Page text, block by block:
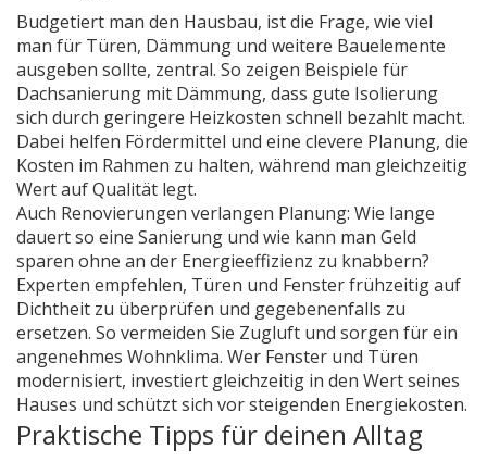
Budgetiert man den Hausbau, ist die Frage, wie viel
man für Türen, Dämmung und weitere Bauelemente
ausgeben sollte, zentral. So zeigen Beispiele für
Dachsanierung mit Dämmung, dass gute Isolierung
sich durch geringere Heizkosten schnell bezahlt macht.
Dabei helfen Fördermittel und eine clevere Planung, die
Kosten im Rahmen zu halten, während man gleichzeitig
Wert auf Qualität legt.
Auch Renovierungen verlangen Planung: Wie lange
dauert so eine Sanierung und wie kann man Geld
sparen ohne an der Energieeffizienz zu knabbern?
Experten empfehlen, Türen und Fenster frühzeitig auf
Dichtheit zu überprüfen und gegebenenfalls zu
ersetzen. So vermeiden Sie Zugluft und sorgen für ein
angenehmes Wohnklima. Wer Fenster und Türen
modernisiert, investiert gleichzeitig in den Wert seines
Hauses und schützt sich vor steigenden Energiekosten.
Praktische Tipps für deinen Alltag